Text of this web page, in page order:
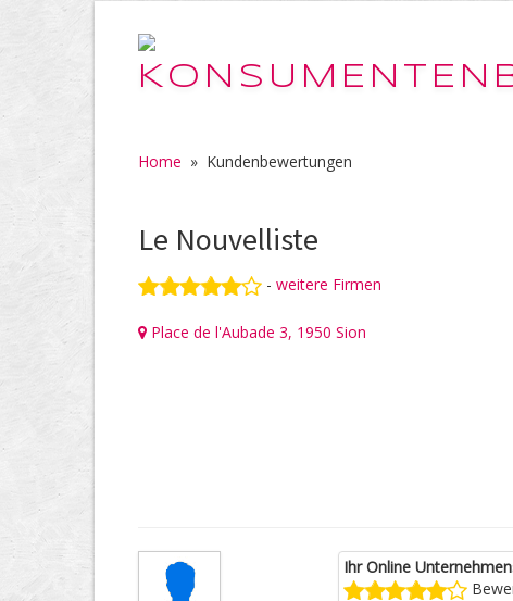
Home » Kundenbewertungen
Le Nouvelliste
- weitere Firmen
Place de l'Aubade 3, 1950 Sion
Ihr Online